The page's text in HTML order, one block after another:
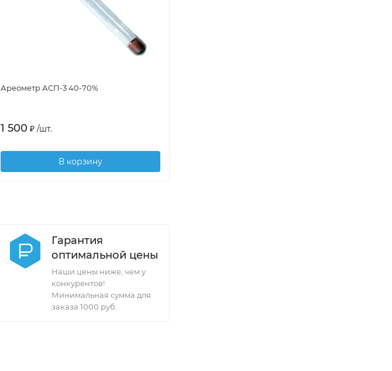
Ареометр АСП-3 40-70%
1 500 ₽ /шт.
В корзину
Гарантия
оптимальной цены
Наши цены ниже, чем у
конкурентов!
Минимальная сумма для
заказа 1000 руб.